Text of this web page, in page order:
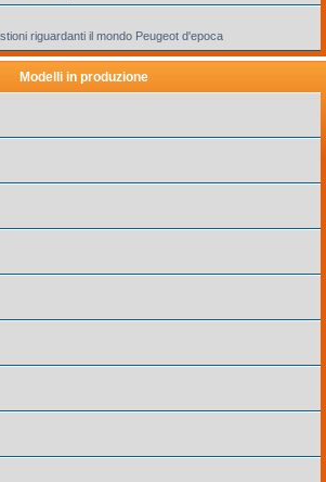
riguardanti il mondo Peugeot d'epoca
Modelli in produzione